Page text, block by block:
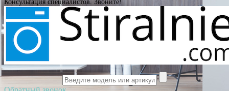
Консультация специалистов. Звоните!